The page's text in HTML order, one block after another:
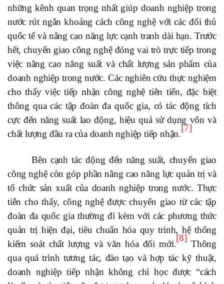
những kênh quan trọng nhất giúp doanh nghiệp trong
nước rút ngắn khoảng cách công nghệ với các đối thủ
quốc tế và nâng cao năng lực cạnh tranh dài hạn. Trước
hết, chuyển giao công nghệ đóng vai trò trực tiếp trong
việc nâng cao năng suất và chất lượng sản phẩm của
doanh nghiệp trong nước. Các nghiên cứu thực nghiệm
cho thấy việc tiếp nhận công nghệ tiên tiến, đặc biệt
thông qua các tập đoàn đa quốc gia, có tác động tích
cực đến năng suất lao động, hiệu quả sử dụng vốn và
chất lượng đầu ra của doanh nghiệp tiếp nhận.
[7]
Bên cạnh tác động đến năng suất, chuyển giao
công nghệ còn góp phần nâng cao năng lực quản trị và
tổ chức sản xuất của doanh nghiệp trong nước. Thực
tiễn cho thấy, công nghệ được chuyển giao từ các tập
đoàn đa quốc gia thường đi kèm với các phương thức
quản trị hiện đại, tiêu chuẩn hóa quy trình, hệ thống
kiểm soát chất lượng và văn hóa đổi mới.
[8]
Thông
qua quá trình tương tác, đào tạo và hợp tác kỹ thuật,
doanh nghiệp tiếp nhận không chỉ học được “cách